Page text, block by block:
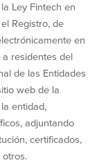
Ley Fintech en
Registro, de
en
residentes del
de las Entidades
web de la
entidad,
adjuntando
certificados,